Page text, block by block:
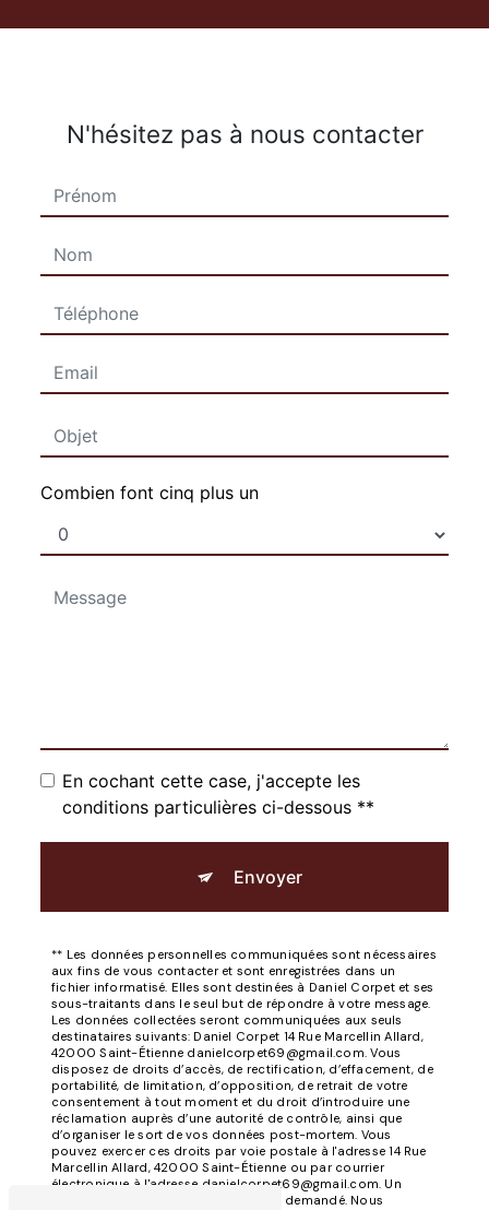
N'hésitez pas à nous contacter
Combien font cinq plus un
En cochant cette case, j'accepte les
conditions particulières ci-dessous **
Envoyer
** Les données personnelles communiquées sont nécessaires
aux fins de vous contacter et sont enregistrées dans un
fichier informatisé. Elles sont destinées à Daniel Corpet et ses
sous-traitants dans le seul but de répondre à votre message.
Les données collectées seront communiquées aux seuls
destinataires suivants: Daniel Corpet 14 Rue Marcellin Allard,
42000 Saint-Étienne danielcorpet69@gmail.com. Vous
disposez de droits d’accès, de rectification, d’effacement, de
portabilité, de limitation, d’opposition, de retrait de votre
consentement à tout moment et du droit d’introduire une
réclamation auprès d’une autorité de contrôle, ainsi que
d’organiser le sort de vos données post-mortem. Vous
pouvez exercer ces droits par voie postale à l'adresse 14 Rue
Marcellin Allard, 42000 Saint-Étienne ou par courrier
électronique à l'adresse danielcorpet69@gmail.com. Un
justificatif d'identité pourra vous être demandé. Nous